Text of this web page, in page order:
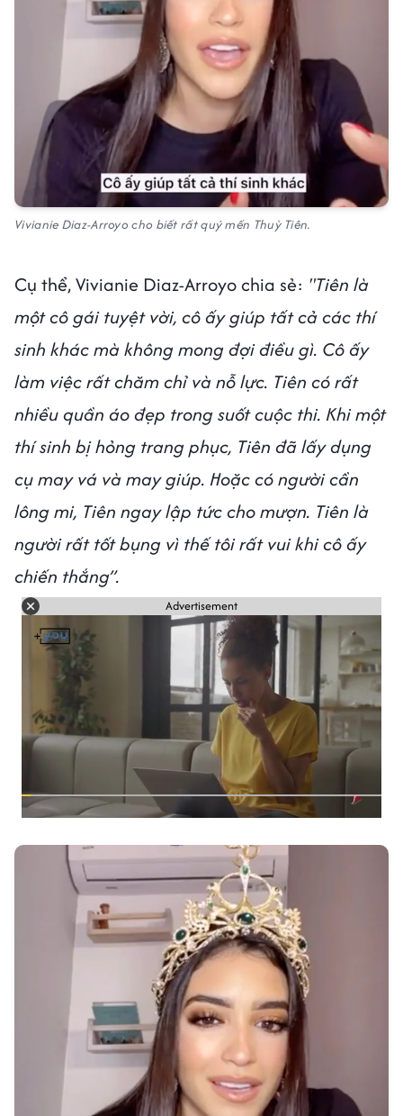
Vivianie Diaz-Arroyo cho biết rất quý mến Thuỳ Tiên.
Cụ thể, Vivianie Diaz-Arroyo chia sẻ: "Tiên là
một cô gái tuyệt vời, cô ấy giúp tất cả các thí
sinh khác mà không mong đợi điều gì. Cô ấy
làm việc rất chăm chỉ và nỗ lực. Tiên có rất
nhiều quần áo đẹp trong suốt cuộc thi. Khi một
thí sinh bị hỏng trang phục, Tiên đã lấy dụng
cụ may vá và may giúp. Hoặc có người cần
lông mi, Tiên ngay lập tức cho mượn. Tiên là
người rất tốt bụng vì thế tôi rất vui khi cô ấy
chiến thắng”.
Advertisement